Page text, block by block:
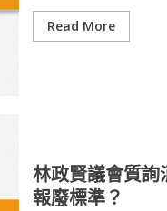
Read More
林政賢議會質
報廢標準？